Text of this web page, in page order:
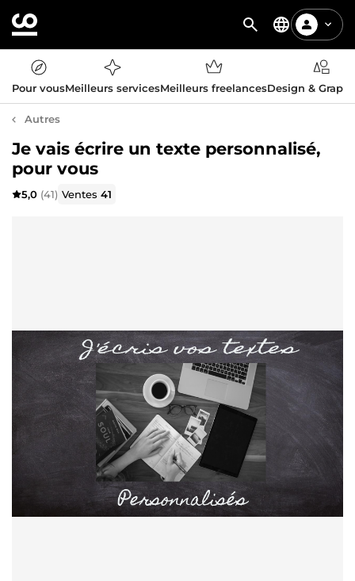
Pour vousMeilleurs servicesMeilleurs freelancesDesign &
Autres
Je vais écrire un texte personnalisé,
pour vous
5,0 (41) Ventes41